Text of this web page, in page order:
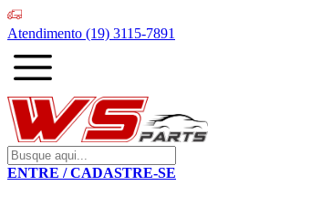
Atendimento (19) 3115-7891
ENTRE / CADASTRE-SE